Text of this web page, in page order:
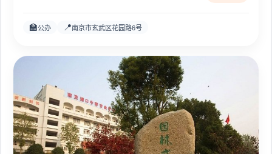
🏫公办 📍南京市玄武区花园路6号